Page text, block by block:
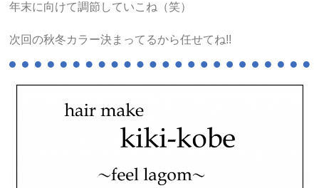
年末に向けて調節していこね（笑）
次回の秋冬カラー決まってるから任せてね!!